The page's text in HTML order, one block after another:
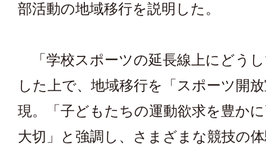
部活動の地域移行を説明した。
「学校スポーツの延長線上にどう
した上で、地域移行を「スポーツ開
現。「子どもたちの運動欲求を豊か
大切」と強調し、さまざまな競技の